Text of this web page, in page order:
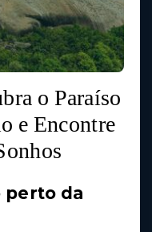
o Paraíso
e Encontre
perto da